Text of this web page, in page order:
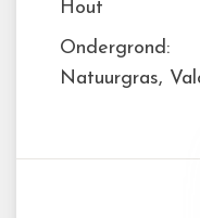
Hout
Ondergrond:
Natuurgras,